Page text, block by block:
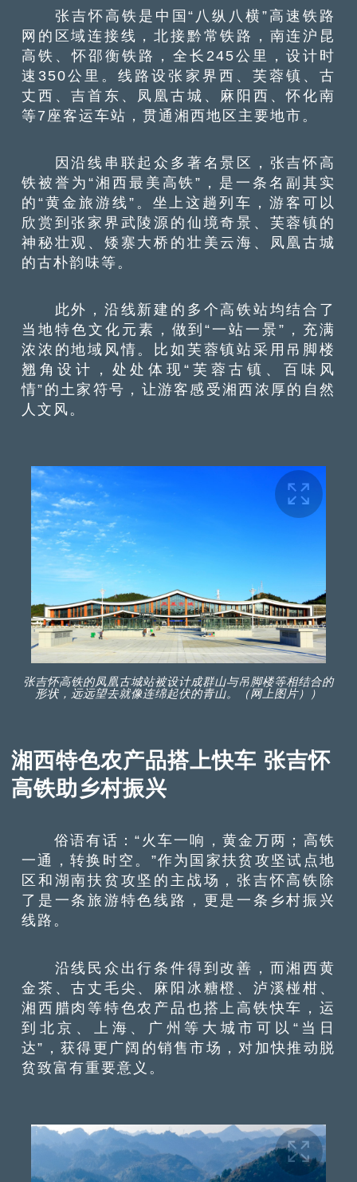
张吉怀高铁是中国“八纵八横”高速铁路
网的区域连接线，北接黔常铁路，南连沪昆
高铁、怀邵衡铁路，全长245公里，设计时
速350公里。线路设张家界西、芙蓉镇、古
丈西、吉首东、凤凰古城、麻阳西、怀化南
等7座客运车站，贯通湘西地区主要地市。
因沿线串联起众多著名景区，张吉怀高
铁被誉为“湘西最美高铁”，是一条名副其实
的“黄金旅游线”。坐上这趟列车，游客可以
欣赏到张家界武陵源的仙境奇景、芙蓉镇的
神秘壮观、矮寨大桥的壮美云海、凤凰古城
的古朴韵味等。
此外，沿线新建的多个高铁站均结合了
当地特色文化元素，做到“一站一景”，充满
浓浓的地域风情。比如芙蓉镇站采用吊脚楼
翘角设计，处处体现“芙蓉古镇、百味风
情”的土家符号，让游客感受湘西浓厚的自然
人文风。
张吉怀高铁的凤凰古城站被设计成群山与吊脚楼等相结合的
形状，远远望去就像连绵起伏的青山。（网上图片））
湘西特色农产品搭上快车 张吉怀
高铁助乡村振兴
俗语有话：“火车一响，黄金万两；高铁
一通，转换时空。”作为国家扶贫攻坚试点地
区和湖南扶贫攻坚的主战场，张吉怀高铁除
了是一条旅游特色线路，更是一条乡村振兴
线路。
沿线民众出行条件得到改善，而湘西黄
金茶、古丈毛尖、麻阳冰糖橙、泸溪椪柑、
湘西腊肉等特色农产品也搭上高铁快车，运
到北京、上海、广州等大城市可以“当日
达”，获得更广阔的销售市场，对加快推动脱
贫致富有重要意义。